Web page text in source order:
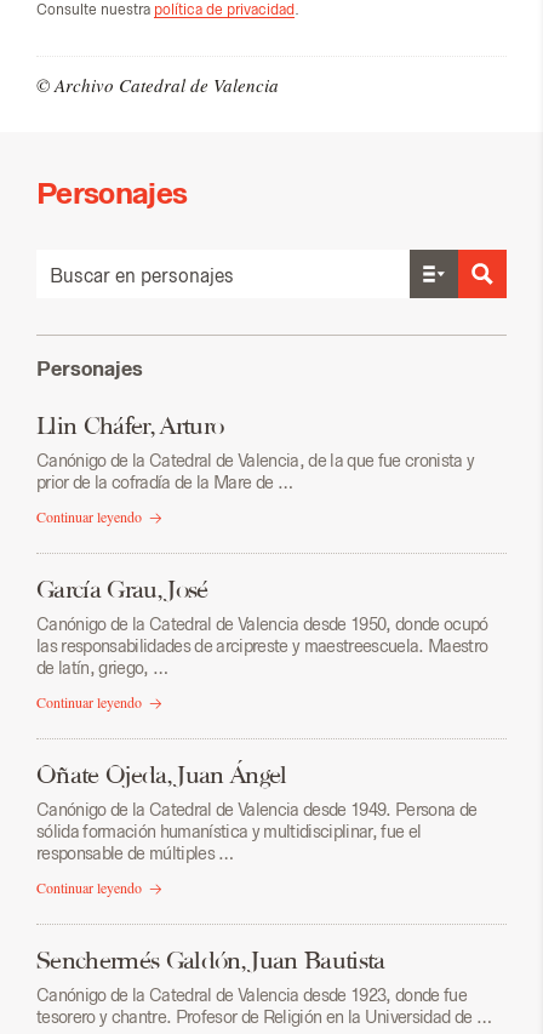
Con­sul­te nues­tra política de privacidad
© Ar­chi­vo Ca­te­dral de Va­len­cia
Personajes
Personajes
Llin Cháfer, Arturo
Canónigo de la Catedral de Valencia, de la que fue cronista y
prior de la cofradía de la Mare de …
Continuar leyendo
García Grau, José
Canónigo de la Catedral de Valencia desde 1950, donde ocupó
las responsabilidades de arcipreste y maestreescuela. Maestro
de latín, griego, …
Continuar leyendo
Oñate Ojeda, Juan Ángel
Canónigo de la Catedral de Valencia desde 1949. Persona de
sólida formación humanística y multidisciplinar, fue el
responsable de múltiples …
Continuar leyendo
Senchermés Galdón, Juan Bautista
Canónigo de la Catedral de Valencia desde 1923, donde fue
tesorero y chantre. Profesor de Religión en la Universidad de …